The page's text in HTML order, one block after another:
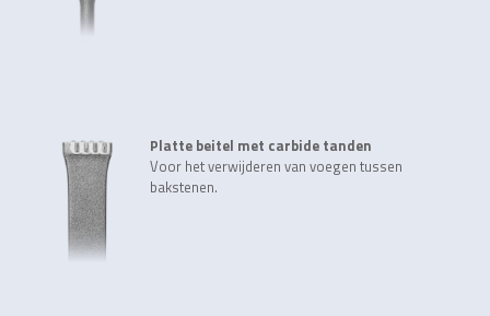
Platte beitel met carbide tanden
Voor het verwijderen van voegen tussen
bakstenen.